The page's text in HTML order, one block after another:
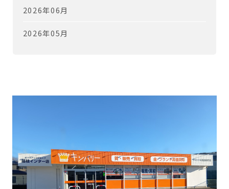
2026年06月
2026年05月